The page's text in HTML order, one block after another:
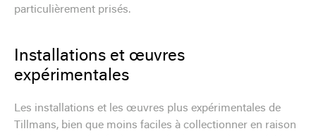
particulièrement prisés.
Installations et œuvres
expérimentales
Les installations et les œuvres plus expérimentales de
Tillmans, bien que moins faciles à collectionner en raison